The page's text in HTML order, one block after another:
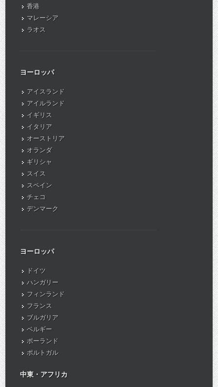
香港
マレーシア
ラオス
ヨーロッパ
アイスランド
アイルランド
イギリス
イタリア
オーストリア
オランダ
ギリシャ
スイス
スペイン
チェコ
デンマーク
ヨーロッパ
ドイツ
ハンガリー
フィンランド
フランス
ブルガリア
ベルギー
ポーランド
ポルトガル
中東・アフリカ